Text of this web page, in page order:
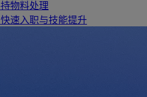
物料处理
快速入职与技能提升